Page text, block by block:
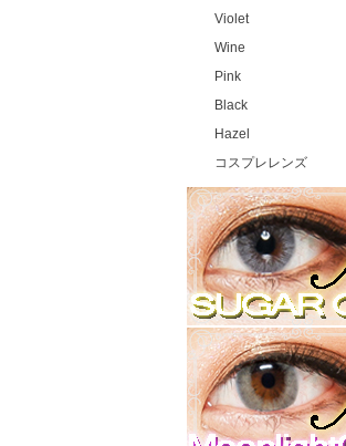
Violet
Wine
Pink
Black
Hazel
コスプレレンズ